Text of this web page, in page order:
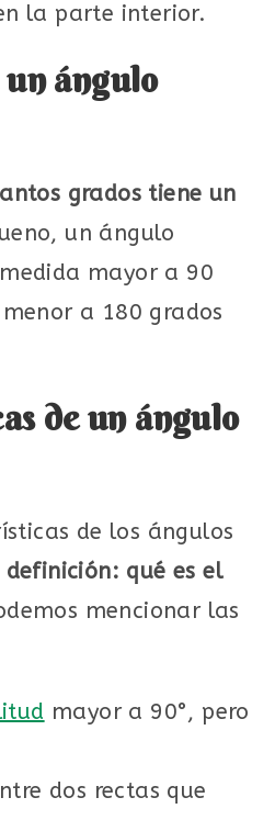
la parte interior.
ángulo
grados tiene un
un ángulo
mayor a 90
a 180 grados
de un ángulo
de los ángulos
definición: qué es el
mencionar las
mayor a 90°, pero
dos rectas que